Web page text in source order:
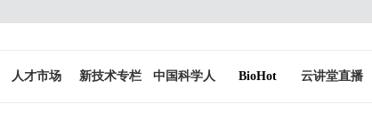
人才市场 新技术专栏 中国科学人 BioHot 云讲堂直播